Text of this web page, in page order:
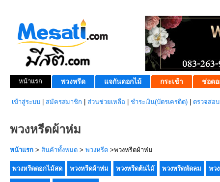
หน้าแรก พวงหรีด แจกันดอกไม้ กระเช้า ช่อดอ
เข้าสู่ระบบ สมัครสมาชิก ส่วนช่วยเหลือ ชำระเงิน(บัตรเครดิต) ตรวจสอ
พวงหรีดผ้าห่ม
หน้าแรก > สินค้าทั้งหมด > พวงหรีด >พวงหรีดผ้าห่ม
พวงหรีดดอกไม้สด พวงหรีดผ้าห่ม พวงหรีดต้นไม้ พวงหรีดพัดลม พว